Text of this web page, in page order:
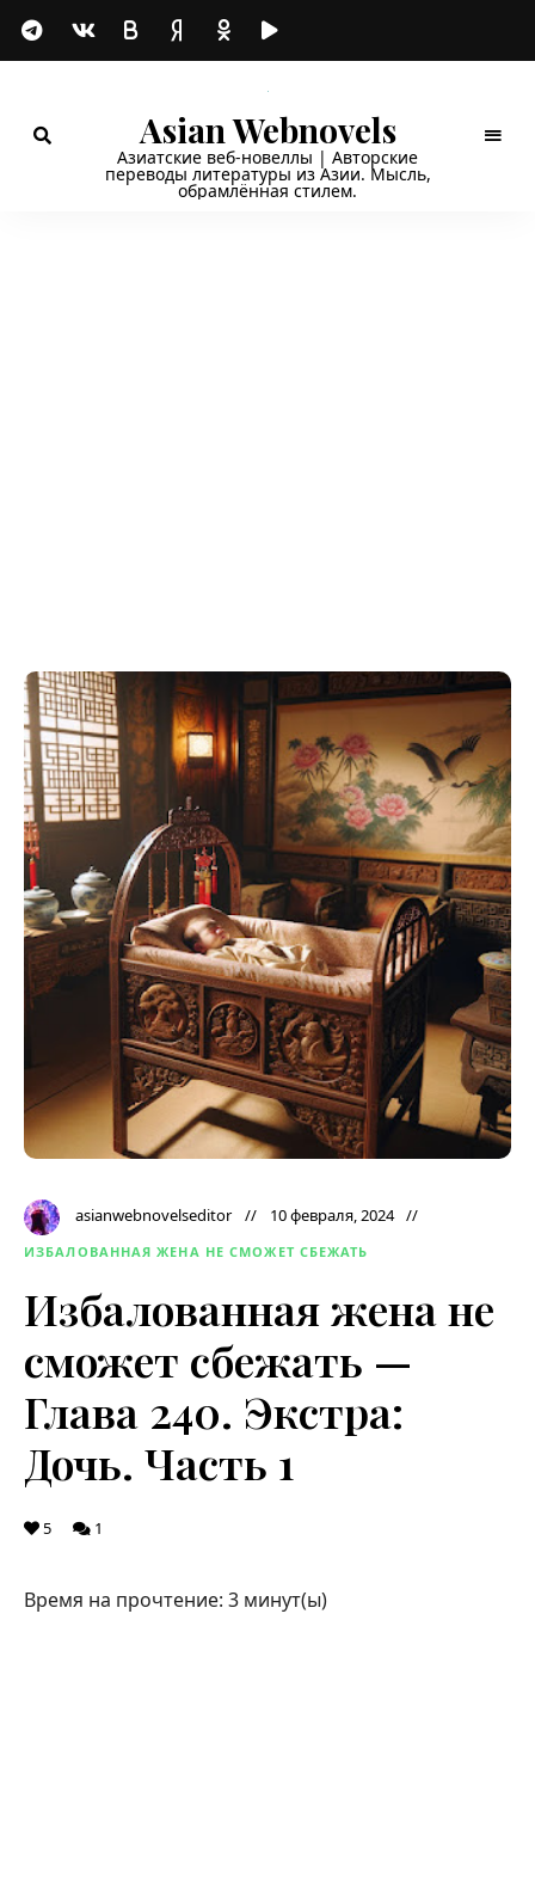
Asian Webnovels
Азиатские веб-новеллы | Авторские
переводы литературы из Азии. Мысль,
обрамлённая стилем.
asianwebnovelseditor 10 февраля, 2024
ИЗБАЛОВАННАЯ ЖЕНА НЕ СМОЖЕТ СБЕЖАТЬ
Избалованная жена не
сможет сбежать —
Глава 240. Экстра:
Дочь. Часть 1
5 1
Время на прочтение: 3 минут(ы)